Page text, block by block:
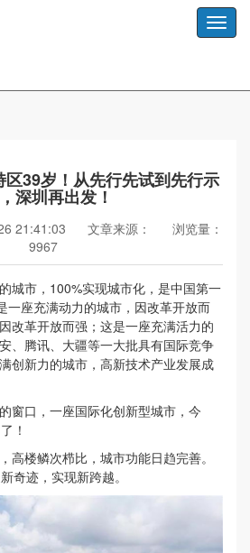
Toggle
39岁！从先行先试到先行示
深圳再出发！
21:41:03 文章来源：
浏览量：
9967
城市，100%实现城市化，是中国第一
一座充满动力的城市，因改革开放而
改革开放而强；这是一座充满活力的
、腾讯、大疆等一大批具有国际竞争
创新力的城市，高新技术产业发展成
窗口，一座国际化创新型城市，今
！
高楼鳞次栉比，城市功能日趋完善。
奇迹，实现新跨越。